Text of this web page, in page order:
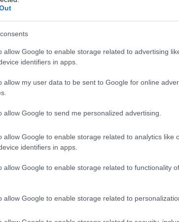
allow Google to enable storage related to advertising
identifiers in apps.
allow my user data to be sent to Google for online
allow Google to send me personalized advertising.
allow Google to enable storage related to analytics like
identifiers in apps.
allow Google to enable storage related to functionality
allow Google to enable storage related to
capace di diffondersi rapidamente
vaccinali avviate negli anni ’60
del virus, il morbillo continua a
malattie e decessi, in particolare tra i
della Sanità (Oms), nel 2023 si sono
morbillo, la maggior parte dei quali
cinque anni.